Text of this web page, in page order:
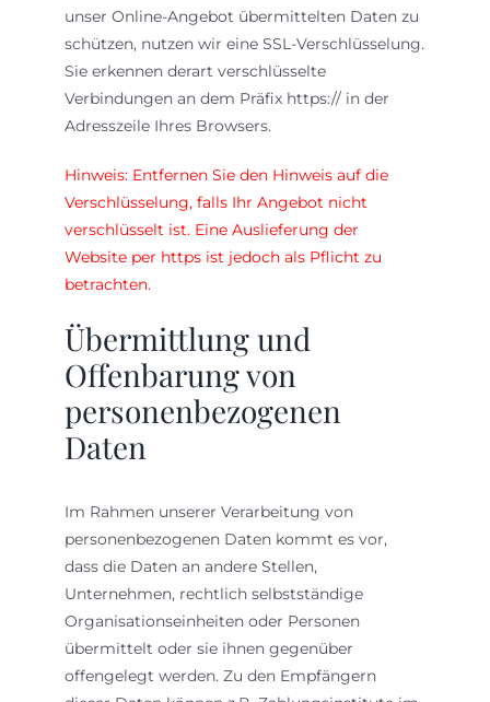
unser Online-Angebot übermittelten Daten zu
schützen, nutzen wir eine SSL-Verschlüsselung.
Sie erkennen derart verschlüsselte
Verbindungen an dem Präfix https:// in der
Adresszeile Ihres Browsers.
Hinweis: Entfernen Sie den Hinweis auf die
Verschlüsselung, falls Ihr Angebot nicht
verschlüsselt ist. Eine Auslieferung der
Website per https ist jedoch als Pflicht zu
betrachten.
Übermittlung und
Offenbarung von
personenbezogenen
Daten
Im Rahmen unserer Verarbeitung von
personenbezogenen Daten kommt es vor,
dass die Daten an andere Stellen,
Unternehmen, rechtlich selbstständige
Organisationseinheiten oder Personen
übermittelt oder sie ihnen gegenüber
offengelegt werden. Zu den Empfängern